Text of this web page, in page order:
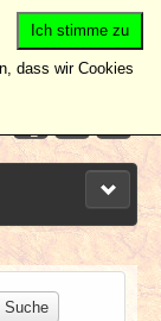
Suche
Ich stimme zu
dass wir Cookies